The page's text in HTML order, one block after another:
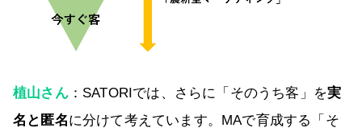
植山さん：SATORIでは、さらに「そのうち客」を実
名と匿名に分けて考えています。MAで育成する「そ